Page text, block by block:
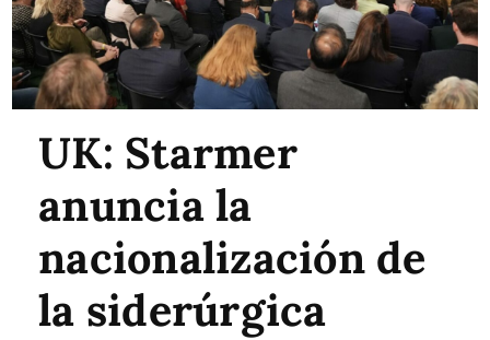
UK: Starmer
anuncia la
nacionalización de
la siderúrgica